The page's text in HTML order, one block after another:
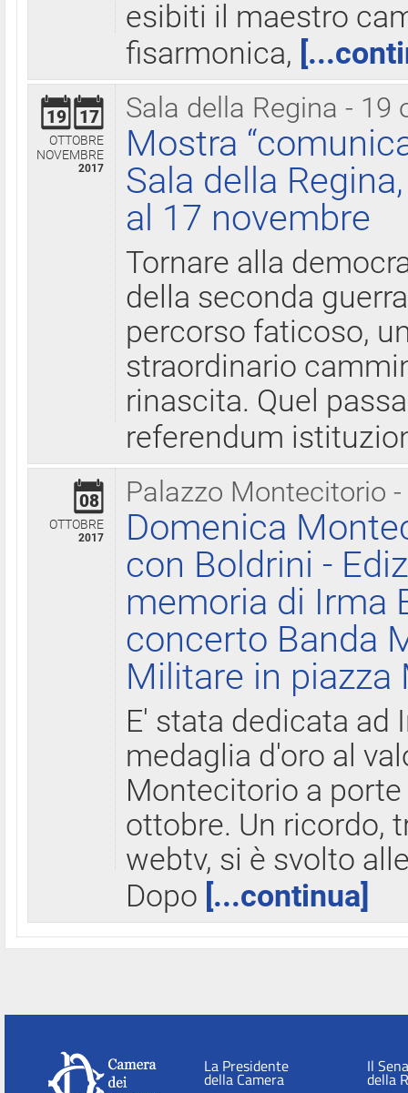
esibiti il maestro
fisarmonica,
Sala della Regina - 19
19 17
OTTOBRE
NOVEMBRE
2017
Mostra
Sala della
al 17 novembre
Tornare alla
della seconda
percorso faticoso,
straordinario
rinascita. Quel
referendum
Palazzo Montecitorio
08
OTTOBRE
2017
Domenica
con Boldrini -
memoria di Irma
concerto Banda
Militare in
E' stata dedicata ad
medaglia d'oro al
Montecitorio a
ottobre. Un ricordo,
webtv, si è svolto
Dopo [...continua]
La Presidente
della Camera
Il
della